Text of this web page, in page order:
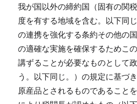
我が国以外の締約国（固有の関
度を有する地域を含む。以下同
の連携を強化する条約その他の
の適確な実施を確保するためこ
講ずることが必要なものとして
う。以下同じ。）の規定に基づ
原産品とされるものであること